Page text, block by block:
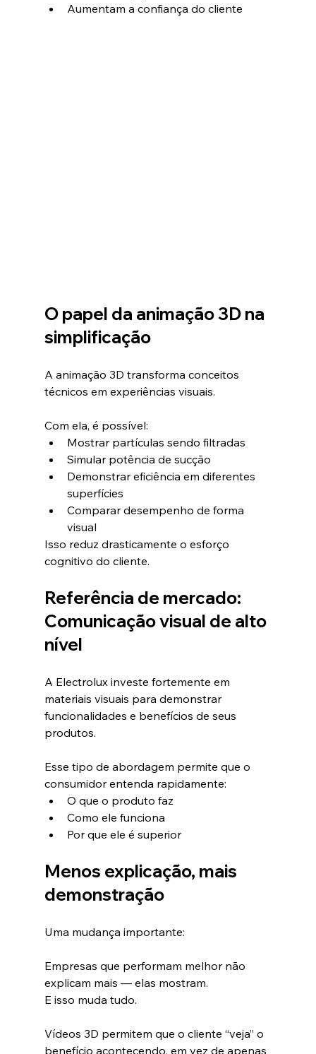
Aumentam a confiança do cliente
O papel da animação 3D na
simplificação
A animação 3D transforma conceitos
técnicos em experiências visuais.
Com ela, é possível:
Mostrar partículas sendo filtradas
Simular potência de sucção
Demonstrar eficiência em diferentes
superfícies
Comparar desempenho de forma
visual
Isso reduz drasticamente o esforço
cognitivo do cliente.
Referência de mercado:
Comunicação visual de alto
nível
A Electrolux investe fortemente em
materiais visuais para demonstrar
funcionalidades e benefícios de seus
produtos.
Esse tipo de abordagem permite que o
consumidor entenda rapidamente:
O que o produto faz
Como ele funciona
Por que ele é superior
Menos explicação, mais
demonstração
Uma mudança importante:
Empresas que performam melhor não
explicam mais — elas mostram.
E isso muda tudo.
Vídeos 3D permitem que o cliente “veja” o
benefício acontecendo, em vez de apenas